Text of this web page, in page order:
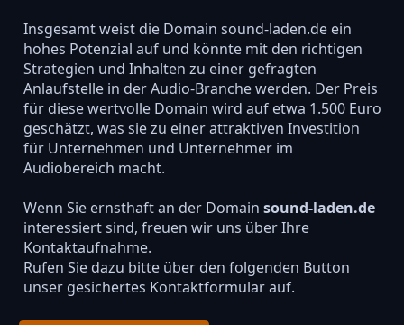
Insgesamt weist die Domain sound-laden.de ein
hohes Potenzial auf und könnte mit den richtigen
Strategien und Inhalten zu einer gefragten
Anlaufstelle in der Audio-Branche werden. Der Preis
für diese wertvolle Domain wird auf etwa 1.500 Euro
geschätzt, was sie zu einer attraktiven Investition
für Unternehmen und Unternehmer im
Audiobereich macht.
Wenn Sie ernsthaft an der Domain sound-laden.de
interessiert sind, freuen wir uns über Ihre
Kontaktaufnahme.
Rufen Sie dazu bitte über den folgenden Button
unser gesichertes Kontaktformular auf.